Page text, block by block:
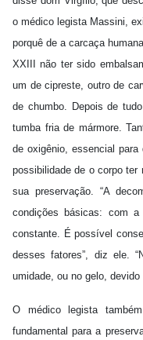
o médico legista Massini,
porquê de a carcaça
XXIII não ter sido
um de cipreste, outro de
de chumbo. Depois de
tumba fria de mármore.
de oxigênio, essencial
possibilidade de o corpo ter
sua preservação. “A
condições básicas: com
constante. É possível
desses fatores”, diz ele.
umidade, ou no gelo,
O médico legista
fundamental para a